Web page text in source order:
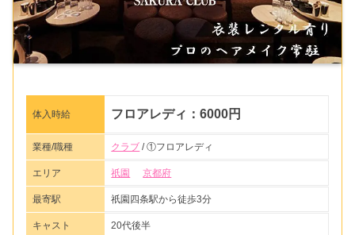
体入時給 フロアレディ：6000円
業種/職種 クラブ / ①フロアレディ
エリア 祇園 京都府
最寄駅 祇園四条駅から徒歩3分
キャスト 20代後半